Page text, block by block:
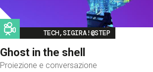
Image
TECH,SIGIRA!@STEP
Ghost in the shell
Proiezione e conversazione